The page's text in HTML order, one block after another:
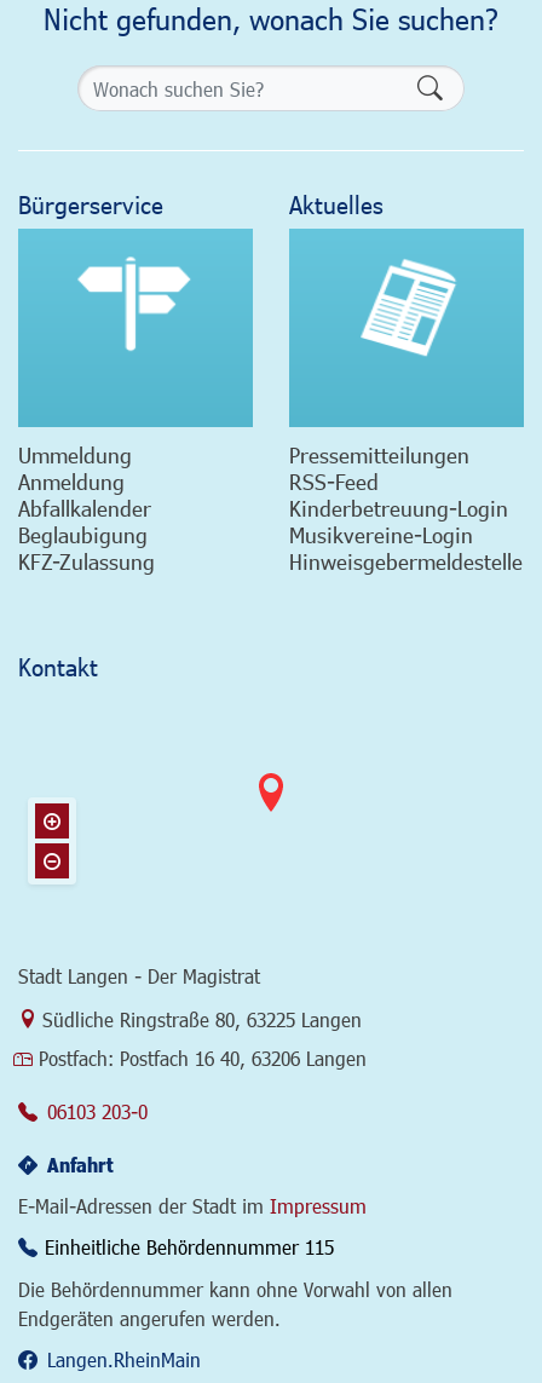
Nicht gefunden, wonach Sie suchen?
Bürgerservice
Ummeldung
Anmeldung
Abfallkalender
Beglaubigung
KFZ-Zulassung
Aktuelles
Pressemitteilungen
RSS-Feed
Kinderbetreuung-Login
Musikvereine-Login
Hinweisgebermeldestelle
Kontakt
Stadt Langen - Der Magistrat
Link zur Google-Maps Navigation
Südliche Ringstraße 80 63225 Langen
Postfach: Postfach 16 40, 63206 Langen
06103 203-0
Anfahrt
E-Mail-Adressen der Stadt im Impressum
Einheitliche Behördennummer 115
Die Behördennummer kann ohne Vorwahl von allen
Endgeräten angerufen werden.
Langen.RheinMain